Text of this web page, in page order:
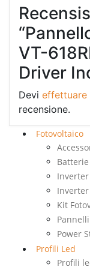
VT-
Driver
Devi effettuare
recensione.
Fotovoltaico
Kit
Power
Profili Led
Profili